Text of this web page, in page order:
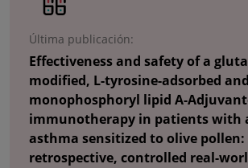
Última publicación:
Effectiveness and safety of a
modified, L-tyrosine-adsorbed and
monophosphoryl lipid A-
immunotherapy in patients with
asthma sensitized to olive pollen:
retrospective, controlled real-